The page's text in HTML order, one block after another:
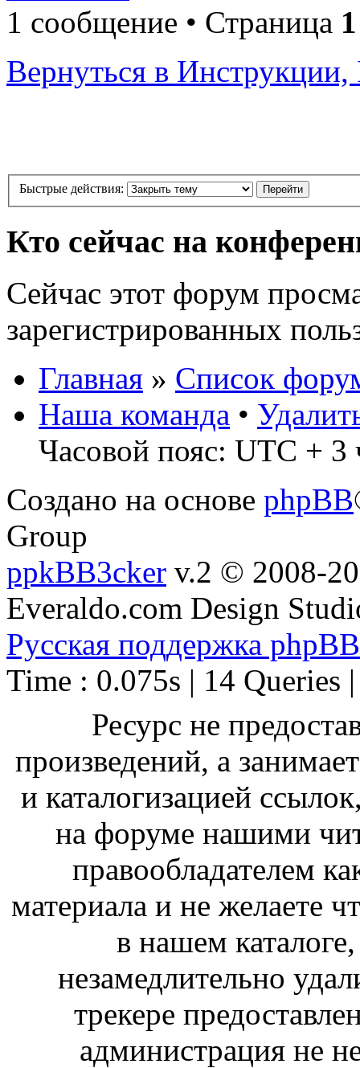
1 сообщение • Страница 1
Вернуться в Инструкции,
Быстрые действия:
Кто сейчас на
Сейчас этот форум
зарегистрированных
Главная » Список
Наша команда •
Часовой пояс: UTC + 3
Создано на основе phpBB
Group
ppkBB3cker v.2 © 2008-
Everaldo.com Design
Русская поддержка phpBB
Time : 0.075s | 14 Queries
Ресурс не
произведений, а
и каталогизацией
на форуме нашими
правообладателем
материала и не желаете
в нашем
незамедлительно
трекере
администрация не